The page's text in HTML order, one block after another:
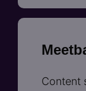
Content